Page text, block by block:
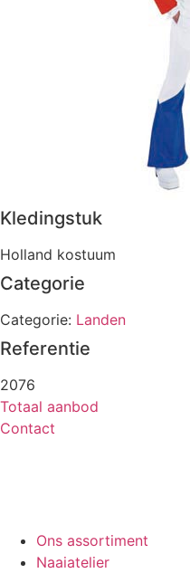
Kledingstuk
Holland kostuum
Categorie
Categorie: Landen
Referentie
2076
Totaal aanbod
Contact
Ons assortiment
Naaiatelier